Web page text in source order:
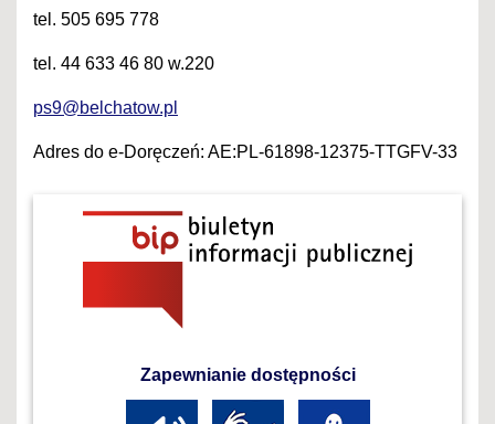
tel. 505 695 778
tel. 44 633 46 80 w.220
ps9@belchatow.pl
Adres do e-Doręczeń: AE:PL-61898-12375-TTGFV-33
Zapewnianie dostępności